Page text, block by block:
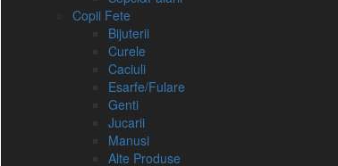
Copii Fete
Bijuterii
Curele
Caciuli
Esarfe/Fulare
Genti
Jucarii
Manusi
Alte Produse